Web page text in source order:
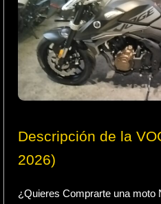
Descripción de la
2026)
¿Quieres Comprarte una moto